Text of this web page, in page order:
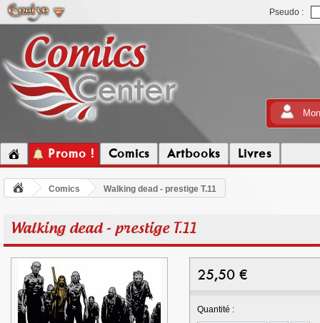
Pseudo :
Promo ! Comics Artbooks Livres
Comics Walking dead - prestige T.11
Walking dead - prestige T.11
25,50 €
Quantité :